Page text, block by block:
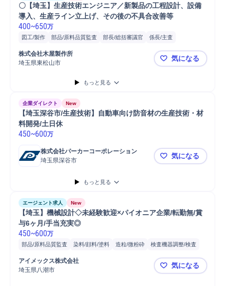
〇【埼玉】生産技術エンジニア／新製品の工程設計、設備
導入、生産ライン立上げ、その後の不具合改善等
400~650万
図工/製作 部品/原料品質監査 部長/総括審議官
係長/主査
自動車/輸送機器
自動車
係長
部品 製品 分析
通信設備
株式会社木屋製作所
埼玉県東松山市
〇【埼玉】
気になる
もっと見る
企業ダイレクト New
【埼玉深谷市/生産技術】自動車向け防音材の生産技術・材
料開発/土日休
450~600万
株式会社パーカーコーポレーション
埼玉県深谷市
【埼玉深谷
気になる
もっと見る
エージェント求人 New
【埼玉】機械設計◇未経験歓迎×パイオニア企業/転勤無/賞
与6ヶ月/手当充実◎
450~600万
部品/原料品質監査 染料/顔料/塗料 造粒/微粉砕
検査機器調整/検査
機械設計
半導体
顧客折衝 構想設計
生産技術
埼玉県八潮市
【埼玉】機
気になる